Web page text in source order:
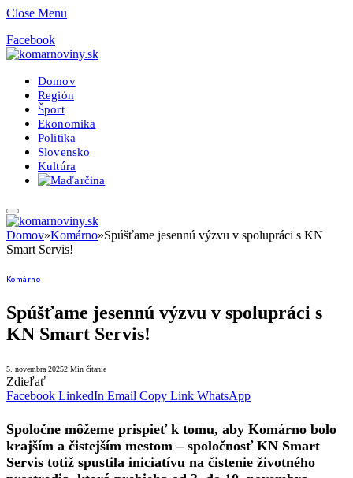
Close Menu
Facebook
Domov
Región
Šport
Ekonomika
Politika
Slovensko
Kultúra
Domov»Komárno»Spúšťame jesennú výzvu v spolupráci s KN
Smart Servis!
Komárno
Spúšťame jesennú výzvu v spolupráci s
KN Smart Servis!
5. novembra 20252 Min čítanie
Zdieľať
Facebook LinkedIn Email Copy Link WhatsApp
Spoločne môžeme prispieť k tomu, aby Komárno bolo
krajším a čistejším mestom – spoločnosť KN Smart
Servis totiž spustila iniciatívu na čistenie životného